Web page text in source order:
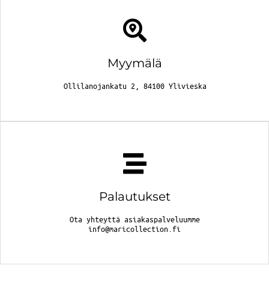
Myymälä
Ollilanojankatu 2, 84100 Ylivieska
Palautukset
Ota yhteyttä asiakaspalveluumme
info@maricollection.fi